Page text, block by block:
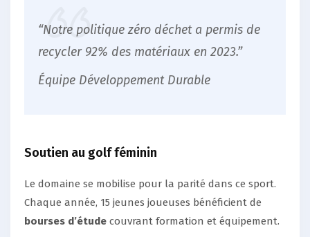
“Notre politique zéro déchet a permis de
recycler 92% des matériaux en 2023.”
Équipe Développement Durable
Soutien au golf féminin
Le domaine se mobilise pour la parité dans ce sport.
Chaque année, 15 jeunes joueuses bénéficient de
bourses d’étude couvrant formation et équipement.